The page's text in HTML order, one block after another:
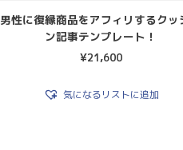
男性に復縁商品をアフィリするクッ
ン記事テンプレート！
¥21,600
気になるリストに追加